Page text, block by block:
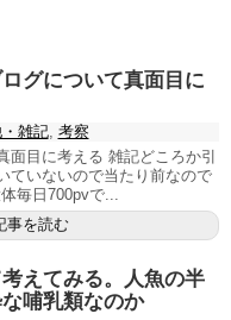
グについて真面目に
雑記, 考察
面目に考える 雑記どころか引
ていないので当たり前なので
毎日700pvで...
事を読む
えてみる。人魚の半
哺乳類なのか